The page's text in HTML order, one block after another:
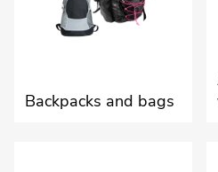
Backpacks and bags